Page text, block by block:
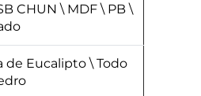
CHUN \ MDF \ PB \
de Eucalipto \ Todo